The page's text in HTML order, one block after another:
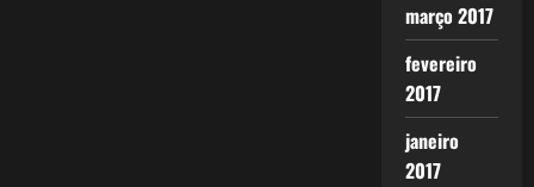
março 2017
fevereiro
2017
janeiro
2017